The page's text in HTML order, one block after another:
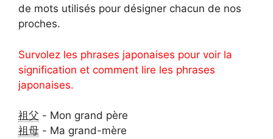
de mots utilisés pour désigner chacun de nos
proches.
Survolez les phrases japonaises pour voir la
signification et comment lire les phrases
japonaises.
祖父 - Mon grand père
祖母 - Ma grand-mère